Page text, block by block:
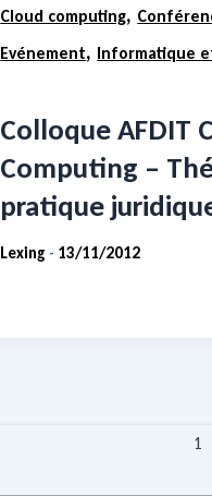
Cloud computing,
Evénement, Informatique
Colloque AFDIT
Computing –
pratique
Lexing - 13/11/2012
1